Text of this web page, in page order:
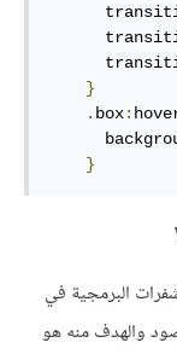
}
. box:
}
البرمجية في
والهدف منه هو